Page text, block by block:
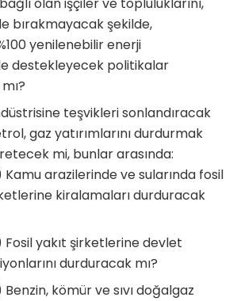
olan işçiler ve topluluklarını,
bırakmayacak şekilde,
yenilenebilir enerji
destekleyecek politikalar
teşvikleri sonlandıracak
gaz yatırımlarını durdurmak
mi, bunlar arasında:
arazilerinde ve sularında fosil
kiralamaları durduracak
Fosil yakıt şirketlerine devlet
durduracak mı?
kömür ve sıvı doğalgaz